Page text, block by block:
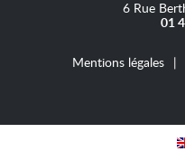
6 Rue
01
Mentions légales